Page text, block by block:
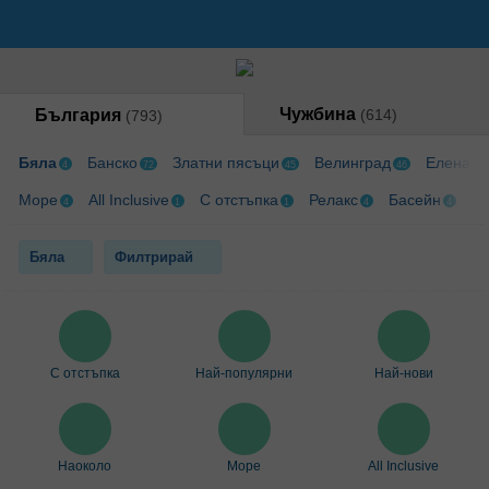
България (793) Чужбина (614)
Бяла 4 Банско 72 Златни пясъци 45 Велинград 46 Елена
Море 4 All Inclusive 1 С отстъпка 1 Релакс 4 Басейн
Бяла Филтрирай
С отстъпка Най-популярни Най-нови
Наоколо Море All Inclusive